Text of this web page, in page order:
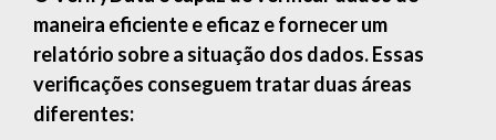
maneira eficiente e eficaz e fornecer um
relatório sobre a situação dos dados. Essas
verificações conseguem tratar duas áreas
diferentes: